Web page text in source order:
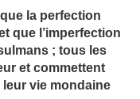
la perfection
que l’imperfection
; tous les
et commettent
vie mondaine